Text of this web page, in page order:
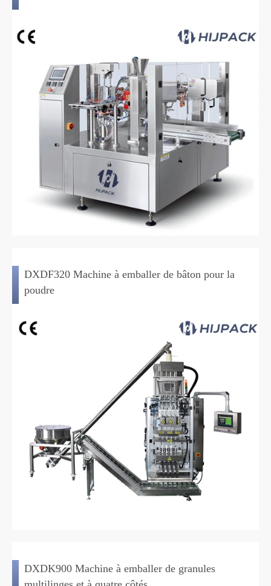
DXDF320 Machine à emballer de bâton pour la
poudre
DXDK900 Machine à emballer de granules